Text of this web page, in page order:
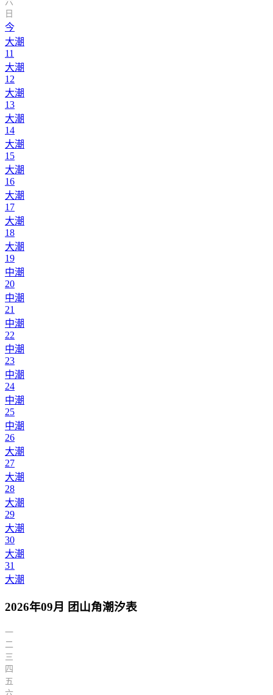
日
今
大潮
11
大潮
12
大潮
13
大潮
14
大潮
15
大潮
16
大潮
17
大潮
18
大潮
19
中潮
20
中潮
21
中潮
22
中潮
23
中潮
24
中潮
25
中潮
26
大潮
27
大潮
28
大潮
29
大潮
30
大潮
31
大潮
2026年09月 团山角潮汐表
一
二
三
四
五